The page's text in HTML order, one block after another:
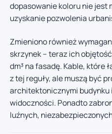
dopasowanie koloru nie jest
uzyskanie pozwolenia
Zmieniono również
skrzynek – teraz ich
dm³ na fasadę. Kable, które
z tej reguły, ale muszą być
architektonicznymi budynku
widoczności. Ponadto
luźnych,